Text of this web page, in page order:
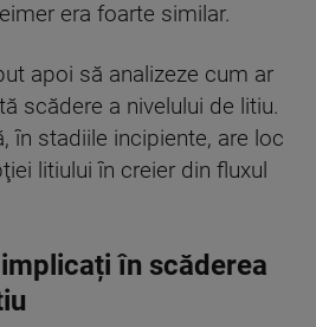
era foarte similar.
apoi să analizeze cum ar
scădere a nivelului de litiu.
în stadiile incipiente, are loc
litiului în creier din fluxul
în scăderea